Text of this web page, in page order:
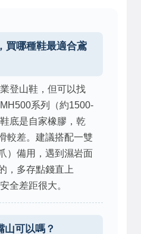
買哪種鞋最適合鳶
登山鞋，但可以找
系列（約1500-
底是自家橡膠，乾
較差。建議搭配一雙
）備用，遇到濕岩面
，多存點錢直上
全差距很大。
山可以嗎？